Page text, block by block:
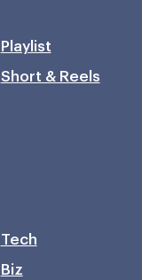
Playlist
Short & Reels
Tech
Biz